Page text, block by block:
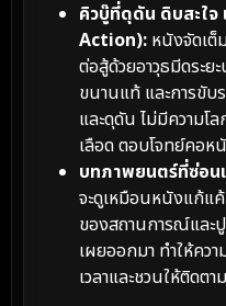
คิวบู๊ที่ดุดัน ดิบสะใ
Action): หนังจัดเต็
ต่อสู้ด้วยอาวุธมีดระย
ขนานแท้ และการขับ
และดุดัน ไม่มีความโ
เลือด ตอบโจทย์คอห
บทภาพยนตร์ที่ซ่อน
จะดูเหมือนหนังแก้แ
ของสถานการณ์และ
เผยออกมา ทำให้ค
เวลาและชวนให้ติดต